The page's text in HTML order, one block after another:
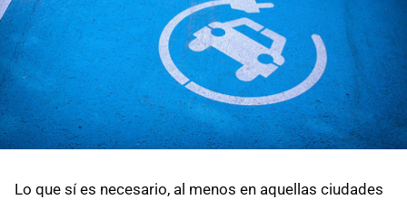
Lo que sí es necesario, al menos en aquellas ciudades